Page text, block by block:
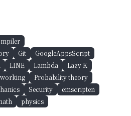
Git
GoogleAppsScript
LINE Lambda
Lazy K
Probability theory
Security
emscripten
physics